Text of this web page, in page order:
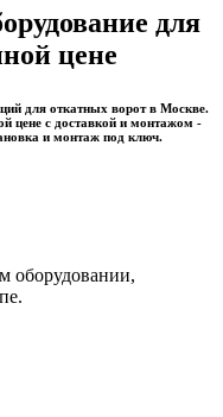
для
цене
для откатных ворот в Москве.
цене с доставкой и монтажом -
и монтаж под ключ.
оборудовании,